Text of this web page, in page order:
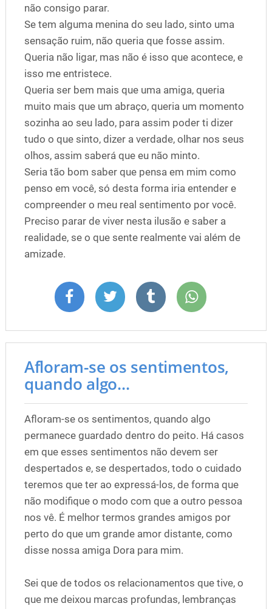
não consigo parar.
Se tem alguma menina do seu lado, sinto uma
sensação ruim, não queria que fosse assim.
Queria não ligar, mas não é isso que acontece, e
isso me entristece.
Queria ser bem mais que uma amiga, queria
muito mais que um abraço, queria um momento
sozinha ao seu lado, para assim poder ti dizer
tudo o que sinto, dizer a verdade, olhar nos seus
olhos, assim saberá que eu não minto.
Seria tão bom saber que pensa em mim como
penso em você, só desta forma iria entender e
compreender o meu real sentimento por você.
Preciso parar de viver nesta ilusão e saber a
realidade, se o que sente realmente vai além de
amizade.
Afloram-se os sentimentos,
quando algo...
Afloram-se os sentimentos, quando algo
permanece guardado dentro do peito. Há casos
em que esses sentimentos não devem ser
despertados e, se despertados, todo o cuidado
teremos que ter ao expressá-los, de forma que
não modifique o modo com que a outro pessoa
nos vê. É melhor termos grandes amigos por
perto do que um grande amor distante, como
disse nossa amiga Dora para mim.
Sei que de todos os relacionamentos que tive, o
que me deixou marcas profundas, lembranças